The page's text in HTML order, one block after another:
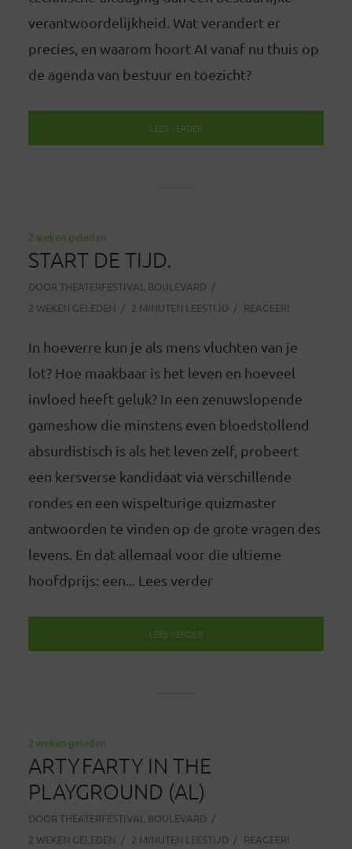
verantwoordelijkheid. Wat verandert er
precies, en waarom hoort AI vanaf nu thuis op
de agenda van bestuur en toezicht?
LEES VERDER
2 weken geleden
START DE TIJD.
DOOR THEATERFESTIVAL BOULEVARD
2 WEKEN GELEDEN
2 MINUTEN LEESTIJD REAGEER!
In hoeverre kun je als mens vluchten van je
lot? Hoe maakbaar is het leven en hoeveel
invloed heeft geluk? In een zenuwslopende
gameshow die minstens even bloedstollend
absurdistisch is als het leven zelf, probeert
een kersverse kandidaat via verschillende
rondes en een wispelturige quizmaster
antwoorden te vinden op de grote vragen des
levens. En dat allemaal voor die ultieme
hoofdprijs: een... Lees verder
LEES VERDER
2 weken geleden
ARTY FARTY IN THE
PLAYGROUND (AL)
DOOR THEATERFESTIVAL BOULEVARD
2 WEKEN GELEDEN
2 MINUTEN LEESTIJD REAGEER!